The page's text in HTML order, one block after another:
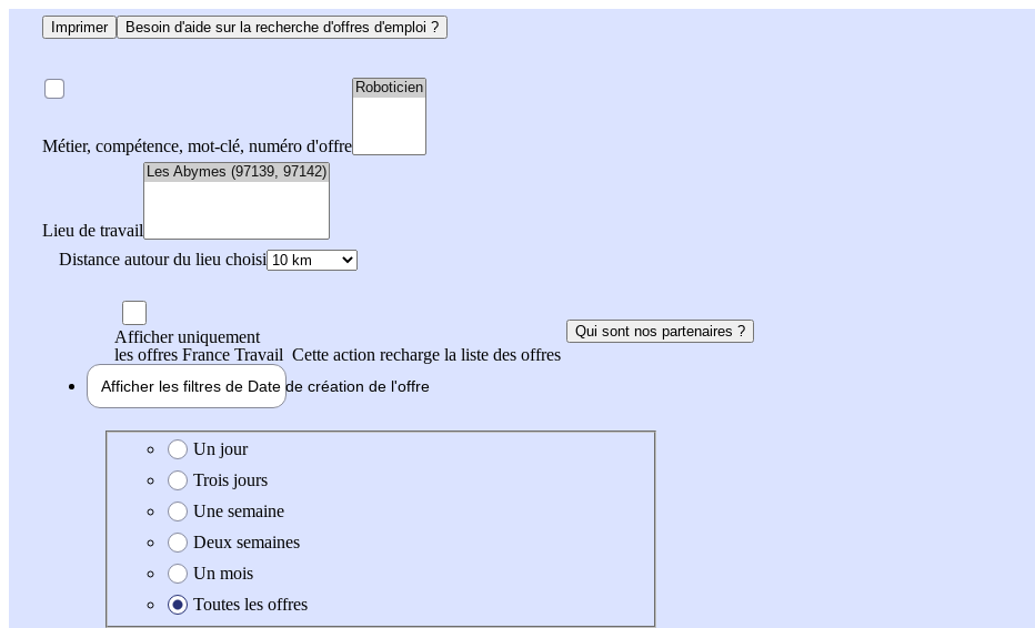
Imprimer Besoin d'aide sur la recherche d'offres d'emploi ?
Métier, compétence, mot-clé, numéro d'offre
Lieu de travail
Distance autour du lieu choisi
Afficher uniquement
les offres France Travail Cette action recharge la liste des offres
Qui sont nos partenaires ?
Afficher les filtres de Date de création de l'offre
Date de création de l'offre
Un jour
Trois jours
Une semaine
Deux semaines
Un mois
Toutes les offres